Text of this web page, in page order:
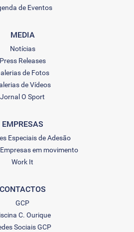
de Eventos
MEDIA
Notícias
Press Releases
de Fotos
de Vídeos
Jornal O Sport
EMPRESAS
Especiais de Adesão
em movimento
Work It
CONTACTOS
GCP
C. Ourique
Sociais GCP